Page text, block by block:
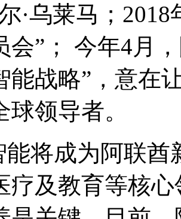
·乌莱马；
会”； 今年4月
能战略”，意在
领导者。
能将成为阿联酋
疗及教育等核